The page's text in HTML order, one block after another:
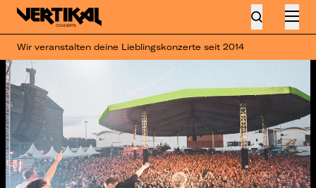
Wir veranstalten deine Lieblingskonzerte seit 2014